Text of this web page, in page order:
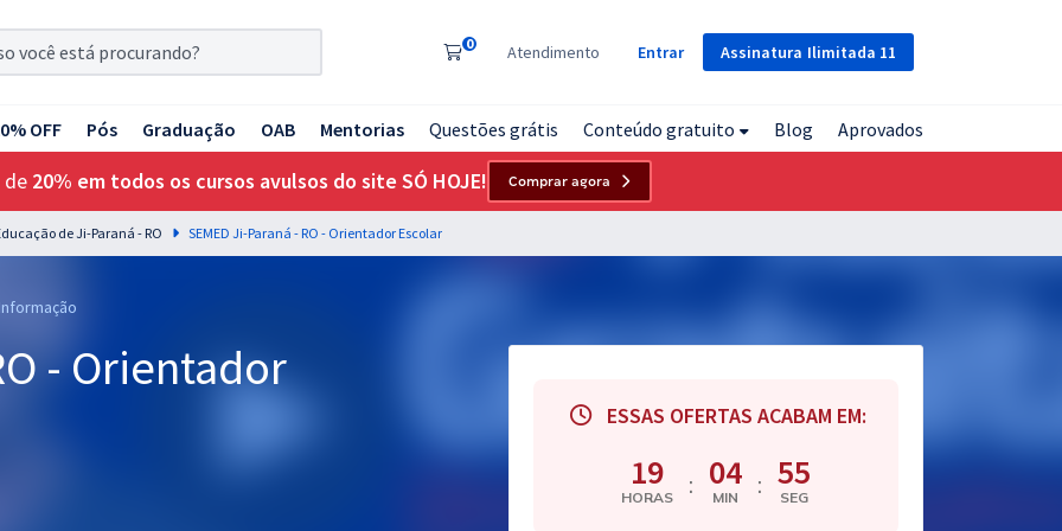
Assinatura Ilimitada 11
0 Atendimento Entrar
OFF Pós Graduação OAB Mentorias Questões grátis Conteúdo gratuito Blog Aprovados
de 20% em todos os cursos avulsos do site SÓ HOJE! Comprar agora
de Ji-Paraná - RO SEMED Ji-Paraná - RO - Orientador Escolar
- Orientador
ESSAS OFERTAS ACABAM EM:
19
HORAS : 04
MIN : 54
SEG